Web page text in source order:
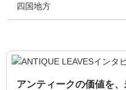
四国地方
アンティークの価値を、